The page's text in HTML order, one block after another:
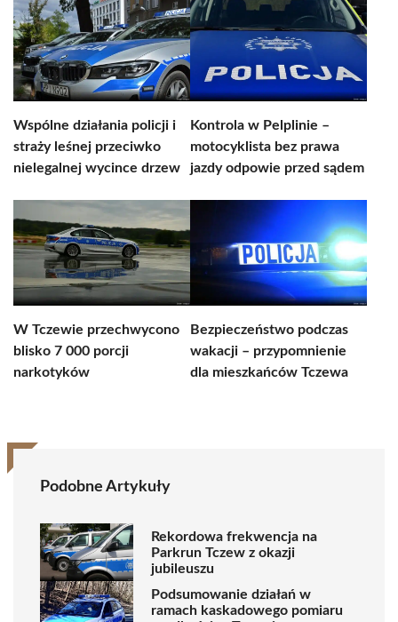
Wspólne działania policji i
straży leśnej przeciwko
nielegalnej wycince drzew
Kontrola w Pelplinie –
motocyklista bez prawa
jazdy odpowie przed sądem
W Tczewie przechwycono
blisko 7 000 porcji
narkotyków
Bezpieczeństwo podczas
wakacji – przypomnienie
dla mieszkańców Tczewa
Podobne Artykuły
Rekordowa frekwencja na
Parkrun Tczew z okazji
jubileuszu
Podsumowanie działań w
ramach kaskadowego pomiaru